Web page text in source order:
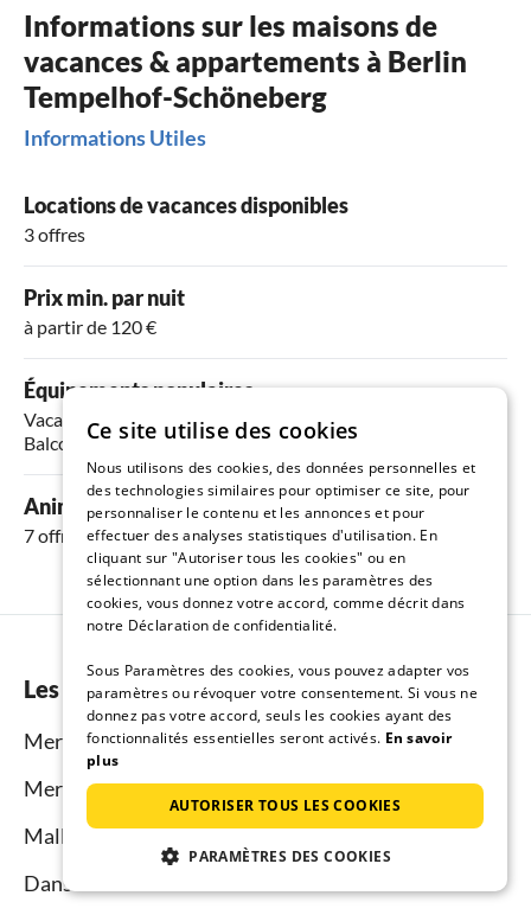
Informations sur les maisons de
vacances & appartements à Berlin
Tempelhof-Schöneberg
Informations Utiles
Locations de vacances disponibles
3 offres
Prix min. par nuit
à partir de 120 €
Équipements populaires
Vacances avec chien ,Lave-vaisselle Télévision
Balcon
Animaux autorisés
7 offres
Les plus belles régions
Mer du Nord
Mer Baltique côte mecklembourgeoise
Mallorca
Dans le monde
Ce site utilise des cookies
Nous utilisons des cookies, des données personnelles et
des technologies similaires pour optimiser ce site, pour
personnaliser le contenu et les annonces et pour
effectuer des analyses statistiques d'utilisation. En
cliquant sur "Autoriser tous les cookies" ou en
sélectionnant une option dans les paramètres des
cookies, vous donnez votre accord, comme décrit dans
notre Déclaration de confidentialité.
Sous Paramètres des cookies, vous pouvez adapter vos
paramètres ou révoquer votre consentement. Si vous ne
donnez pas votre accord, seuls les cookies ayant des
fonctionnalités essentielles seront activés. En savoir
plus
AUTORISER TOUS LES COOKIES
PARAMÈTRES DES COOKIES